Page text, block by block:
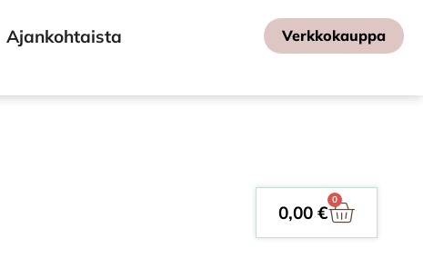
Ajankohtaista Verkkokauppa
0,00 €
0